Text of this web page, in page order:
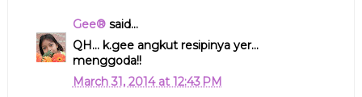
Gee®said...
QH... k.gee angkut resipinya yer...
menggoda!!
March 31, 2014 at 12:43 PM